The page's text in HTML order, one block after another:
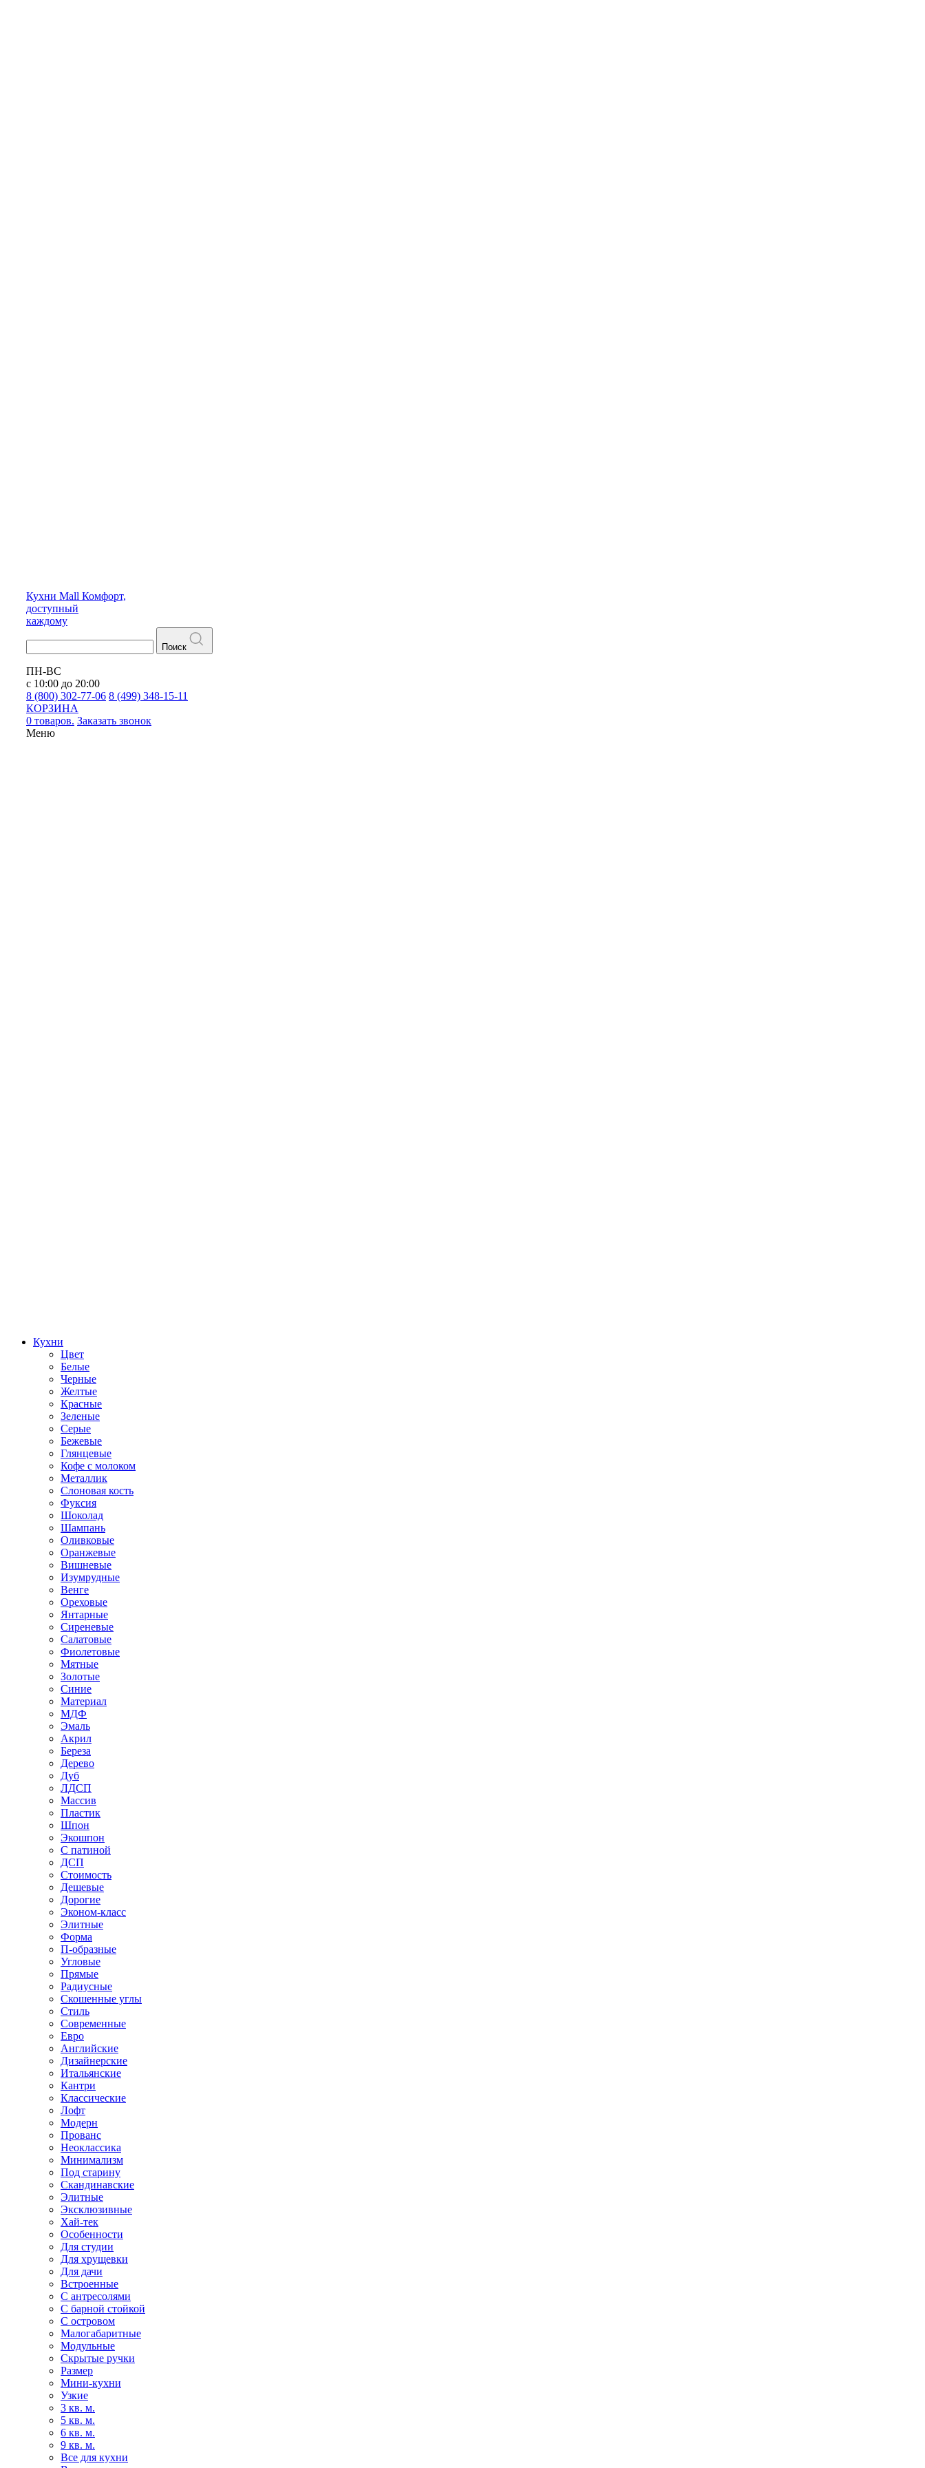
Кухни Mall Комфорт,
доступный
каждому
Поиск
ПН-ВС
с 10:00 до 20:00
8 (800) 302-77-06 8 (499) 348-15-11
КОРЗИНА
0 товаров. Заказать звонок
Меню
Кухни
Цвет
Белые
Черные
Желтые
Красные
Зеленые
Серые
Бежевые
Глянцевые
Кофе с молоком
Металлик
Слоновая кость
Фуксия
Шоколад
Шампань
Оливковые
Оранжевые
Вишневые
Изумрудные
Венге
Ореховые
Янтарные
Сиреневые
Салатовые
Фиолетовые
Мятные
Золотые
Синие
Материал
МДФ
Эмаль
Акрил
Береза
Дерево
Дуб
ЛДСП
Массив
Пластик
Шпон
Экошпон
С патиной
ДСП
Стоимость
Дешевые
Дорогие
Эконом-класс
Элитные
Форма
П-образные
Угловые
Прямые
Радиусные
Скошенные углы
Стиль
Современные
Евро
Английские
Дизайнерские
Итальянские
Кантри
Классические
Лофт
Модерн
Прованс
Неоклассика
Минимализм
Под старину
Скандинавские
Элитные
Эксклюзивные
Хай-тек
Особенности
Для студии
Для хрущевки
Для дачи
Встроенные
С антресолями
С барной стойкой
С островом
Малогабаритные
Модульные
Скрытые ручки
Размер
Мини-кухни
Узкие
3 кв. м.
5 кв. м.
6 кв. м.
9 кв. м.
Все для кухни